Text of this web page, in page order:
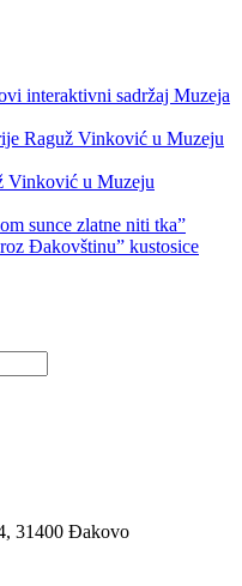
interaktivni sadržaj Muzeja
Raguž Vinković u Muzeju
Vinković u Muzeju
sunce zlatne niti tka”
Đakovštinu” kustosice
31400 Đakovo